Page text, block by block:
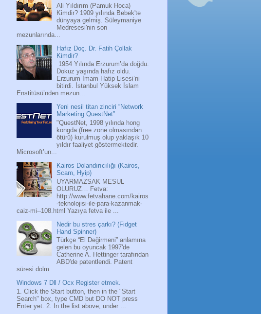
Ali Yıldırım (Pamuk Hoca)
Kimdir? 1909 yılında Bebek'te
dünyaya gelmiş. Süleymaniye
Medresesi'nin son
mezunlarında...
Hafız Doç. Dr. Fatih Çollak
Kimdir?
1954 Yılında Erzurum’da doğdu.
Dokuz yaşında hafız oldu.
Erzurum İmam-Hatip Lisesi’ni
bitirdi. İstanbul Yüksek İslam
Enstitüsü’nden mezun...
Yeni nesil titan zinciri “Network
Marketing QuestNet”
"QuestNet, 1998 yılında hong
kongda (free zone olmasından
ötürü) kurulmuş olup yaklaşık 10
yıldır faaliyet göstermektedir.
Microsoft’un...
Kairos Dolandırıcılığı (Kairos,
Scam, Hyip)
UYARMAZSAK MESUL
OLURUZ… Fetva:
http://www.fetvahane.com/kairos
-teknolojisi-ile-para-kazanmak-
caiz-mi--108.html Yazıya fetva ile ...
Nedir bu stres çarkı? (Fidget
Hand Spinner)
Türkçe “El Değirmeni” anlamına
gelen bu oyuncak 1997'de
Catherine A. Hettinger tarafından
ABD'de patentlendi. Patent
süresi dolm...
Windows 7 Dll / Ocx Register etmek.
1. Click the Start button, then in the "Start
Search" box, type CMD but DO NOT press
Enter yet. 2. In the list above, under ...